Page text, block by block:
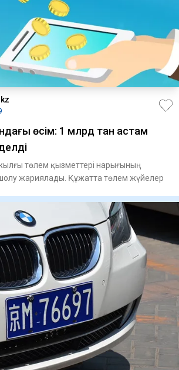
өсім: 1 млрд тан астам
төлем қызметтері нарығының
жариялады. Құжатта төлем жүйелер